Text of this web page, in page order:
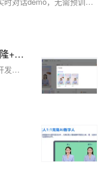
青否数字人7.0正式发布，数字人克隆+声音克隆效果大幅提升！
青否直播+短视频数字人7.0今日正式发布，开发团队耗时3个月，重点对数字人克隆+声音克隆效果，以及克隆方式进行了全面优化。